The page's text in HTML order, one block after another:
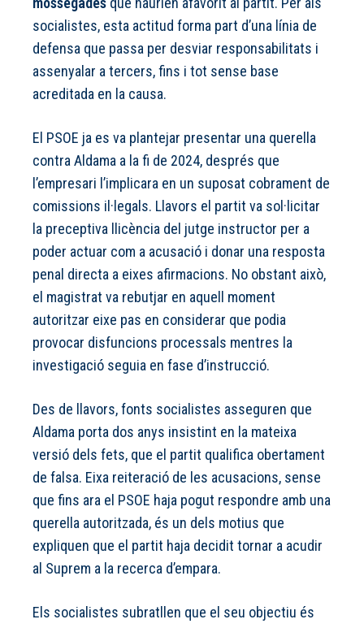
socialistes, esta actitud forma part d’una línia de
defensa que passa per desviar responsabilitats i
assenyalar a tercers, fins i tot sense base
acreditada en la causa.
El PSOE ja es va plantejar presentar una querella
contra Aldama a la fi de 2024, després que
l’empresari l’implicara en un suposat cobrament de
comissions il·legals. Llavors el partit va sol·licitar
la preceptiva llicència del jutge instructor per a
poder actuar com a acusació i donar una resposta
penal directa a eixes afirmacions. No obstant això,
el magistrat va rebutjar en aquell moment
autoritzar eixe pas en considerar que podia
provocar disfuncions processals mentres la
investigació seguia en fase d’instrucció.
Des de llavors, fonts socialistes asseguren que
Aldama porta dos anys insistint en la mateixa
versió dels fets, que el partit qualifica obertament
de falsa. Eixa reiteració de les acusacions, sense
que fins ara el PSOE haja pogut respondre amb una
querella autoritzada, és un dels motius que
expliquen que el partit haja decidit tornar a acudir
al Suprem a la recerca d’empara.
Els socialistes subratllen que el seu objectiu és